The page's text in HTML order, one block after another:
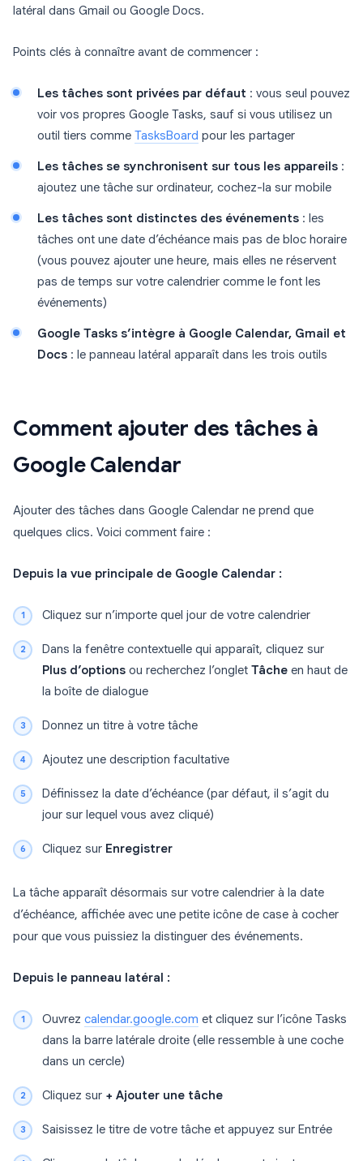
latéral dans Gmail ou Google Docs.
Points clés à connaître avant de commencer :
Les tâches sont privées par défaut : vous seul pouvez
voir vos propres Google Tasks, sauf si vous utilisez un
outil tiers comme TasksBoard pour les partager
Les tâches se synchronisent sur tous les appareils :
ajoutez une tâche sur ordinateur, cochez-la sur mobile
Les tâches sont distinctes des événements : les
tâches ont une date d’échéance mais pas de bloc horaire
(vous pouvez ajouter une heure, mais elles ne réservent
pas de temps sur votre calendrier comme le font les
événements)
Google Tasks s’intègre à Google Calendar, Gmail et
Docs : le panneau latéral apparaît dans les trois outils
Comment ajouter des tâches à
Google Calendar
Ajouter des tâches dans Google Calendar ne prend que
quelques clics. Voici comment faire :
Depuis la vue principale de Google Calendar :
Cliquez sur n’importe quel jour de votre calendrier
Dans la fenêtre contextuelle qui apparaît, cliquez sur
Plus d’options ou recherchez l’onglet Tâche en haut de
la boîte de dialogue
Donnez un titre à votre tâche
Ajoutez une description facultative
Définissez la date d’échéance (par défaut, il s’agit du
jour sur lequel vous avez cliqué)
Cliquez sur Enregistrer
La tâche apparaît désormais sur votre calendrier à la date
d’échéance, affichée avec une petite icône de case à cocher
pour que vous puissiez la distinguer des événements.
Depuis le panneau latéral :
Ouvrez calendar.google.com et cliquez sur l’icône Tasks
dans la barre latérale droite (elle ressemble à une coche
dans un cercle)
Cliquez sur + Ajouter une tâche
Saisissez le titre de votre tâche et appuyez sur Entrée